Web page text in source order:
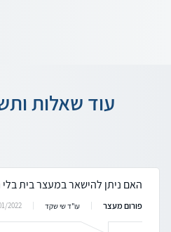
עוד שאלות
האם ניתן להישאר במעצר בית
פורום מעצר עו"ד שי שקד 2022